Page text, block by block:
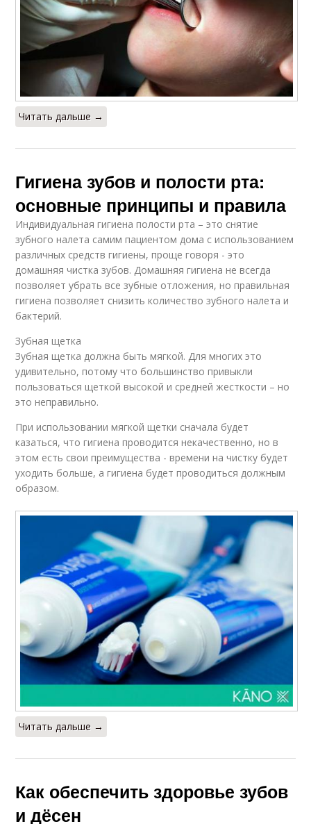
Визиты к зубному
врачу
Читать дальше →
Гигиена зубов и полости рта:
основные принципы и правила
Индивидуальная гигиена полости рта – это снятие
зубного налета самим пациентом дома с использованием
различных средств гигиены, проще говоря - это
домашняя чистка зубов. Домашняя гигиена не всегда
позволяет убрать все зубные отложения, но правильная
гигиена позволяет снизить количество зубного налета и
бактерий.
Зубная щетка
Зубная щетка должна быть мягкой. Для многих это
удивительно, потому что большинство привыкли
пользоваться щеткой высокой и средней жесткости – но
это неправильно.
При использовании мягкой щетки сначала будет
казаться, что гигиена проводится некачественно, но в
этом есть свои преимущества - времени на чистку будет
уходить больше, а гигиена будет проводиться должным
образом.
Читать дальше →
Как обеспечить здоровье зубов
и дёсен